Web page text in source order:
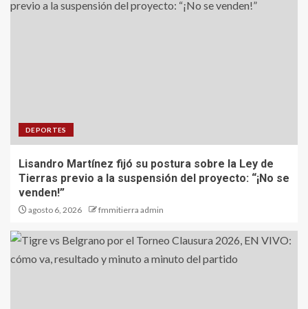
DEPORTES
Lisandro Martínez fijó su postura sobre la Ley de
Tierras previo a la suspensión del proyecto: “¡No se
venden!”
agosto 6, 2026 fmmitierra admin